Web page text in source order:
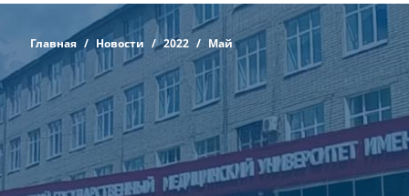
Главная Новости 2022 Май